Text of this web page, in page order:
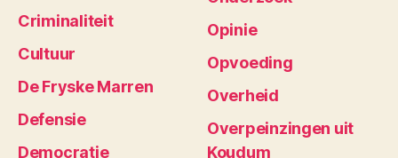
Criminaliteit
Cultuur
De Fryske Marren
Defensie
Democratie
Opinie
Opvoeding
Overheid
Overpeinzingen uit
Koudum